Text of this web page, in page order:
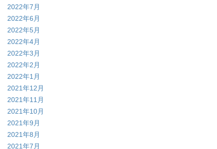
2022年7月
2022年6月
2022年5月
2022年4月
2022年3月
2022年2月
2022年1月
2021年12月
2021年11月
2021年10月
2021年9月
2021年8月
2021年7月